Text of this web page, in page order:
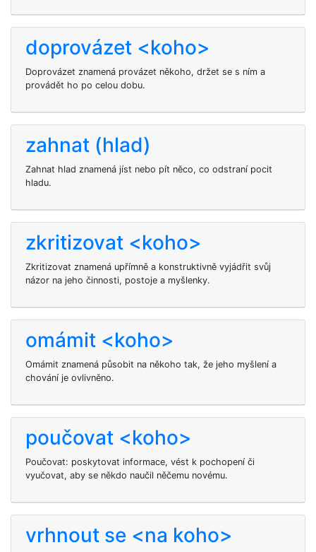
doprovázet <koho>
Doprovázet znamená provázet někoho, držet se s ním a
provádět ho po celou dobu.
zahnat (hlad)
Zahnat hlad znamená jíst nebo pít něco, co odstraní pocit
hladu.
zkritizovat <koho>
Zkritizovat znamená upřímně a konstruktivně vyjádřit svůj
názor na jeho činnosti, postoje a myšlenky.
omámit <koho>
Omámit znamená působit na někoho tak, že jeho myšlení a
chování je ovlivněno.
poučovat <koho>
Poučovat: poskytovat informace, vést k pochopení či
vyučovat, aby se někdo naučil něčemu novému.
vrhnout se <na koho>